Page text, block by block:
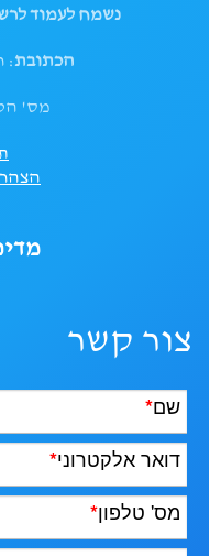
נשמח לעמוד
הכתובת:
מס'
צור קשר
שם*
דואר אלקטרוני*
מס' טלפון*